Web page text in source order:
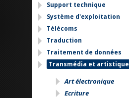
Support technique
Système d'exploitation
Télécoms
Traduction
Traitement de données
Transmédia et artistique
Art électronique
Ecriture